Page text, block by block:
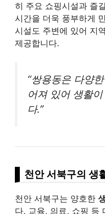
히 주요 쇼핑시설과 즐
시간을 더욱 풍부하게
시설도 주변에 있어 지
제공합니다.
“쌍용동은 다양
어져 있어 생활
다.”
천안 서북구의 생
천안 서북구는 양호한
다. 교육, 의료, 쇼핑 등